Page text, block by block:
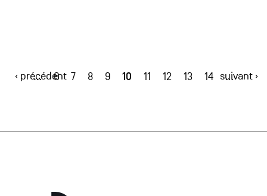
‹ précédent
… 6 7 8 9 10 11 12 13 14 …
suivant ›